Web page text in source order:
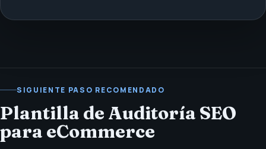
SIGUIENTE PASO RECOMENDADO
Plantilla de Auditoría SEO
para eCommerce